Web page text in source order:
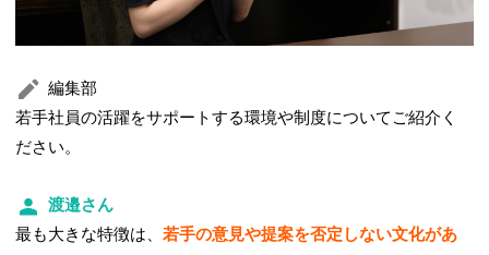
編集部
若手社員の活躍をサポートする環境や制度についてご紹介く
ださい。
渡邉さん
最も大きな特徴は、若手の意見や提案を否定しない文化があ